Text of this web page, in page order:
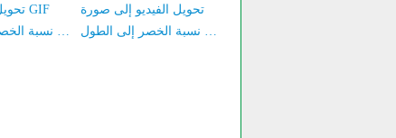
تحويل الفيديو إلى GIF
تحويل الفيديو إلى صورة
حاسبة نسبة الخصر إلى الورك
آلة حاسبة نسبة الخصر إلى الطول